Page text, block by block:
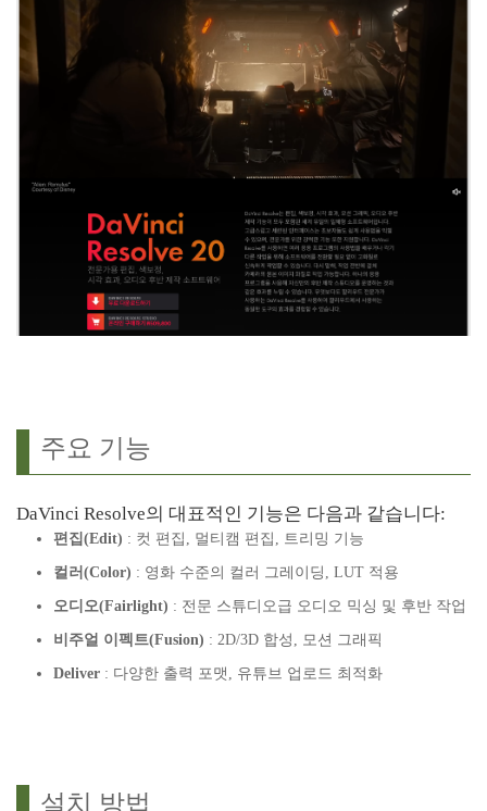
주요 기능
DaVinci Resolve의 대표적인 기능은 다음과 같습니다:
편집(Edit) : 컷 편집, 멀티캠 편집, 트리밍 기능
컬러(Color) : 영화 수준의 컬러 그레이딩, LUT 적용
오디오(Fairlight) : 전문 스튜디오급 오디오 믹싱 및 후반 작업
비주얼 이펙트(Fusion) : 2D/3D 합성, 모션 그래픽
Deliver : 다양한 출력 포맷, 유튜브 업로드 최적화
설치 방법